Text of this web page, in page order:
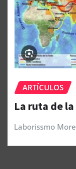
ARTÍCULOS
La ruta de
Laborissmo